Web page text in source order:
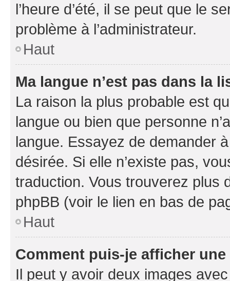
l’heure d’été, il se peut que le
problème à l’administrateur.
Haut
Ma langue n’est pas dans la
La raison la plus probable est
langue ou bien que personne
langue. Essayez de demander
désirée. Si elle n’existe pas,
traduction. Vous trouverez plus
phpBB (voir le lien en bas de
Haut
Comment puis-je afficher
Il peut y avoir deux images